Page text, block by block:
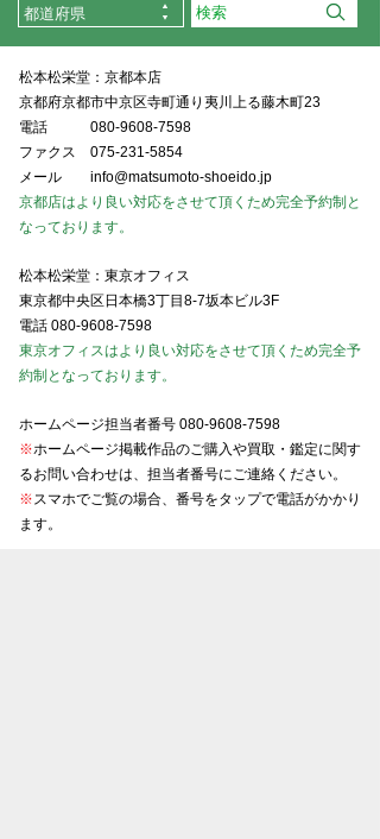
都道府県
松本松栄堂：京都本店
京都府京都市中京区寺町通り夷川上る藤木町23
電話
080-9608-7598
ファクス
075-231-5854
メール
info@matsumoto-shoeido.jp
京都店はより良い対応をさせて頂くため完全予約制と
なっております。
松本松栄堂：東京オフィス
東京都中央区日本橋3丁目8-7坂本ビル3F
電話 080-9608-7598
東京オフィスはより良い対応をさせて頂くため完全予
約制となっております。
ホームページ担当者番号 080-9608-7598
※ホームページ掲載作品のご購入や買取・鑑定に関す
るお問い合わせは、担当者番号にご連絡ください。
※スマホでご覧の場合、番号をタップで電話がかかり
ます。